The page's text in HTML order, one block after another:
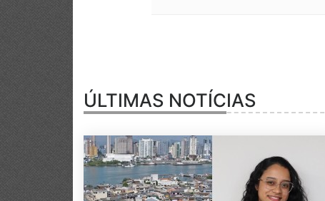
ÚLTIMAS NOTÍCIAS